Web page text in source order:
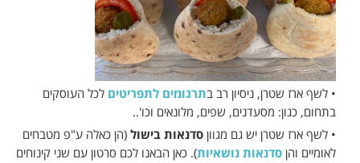
• לשף ארז שטרן, ניסיון רב בתרגומים לתפריטים לכל העוסקים
בתחום, כגון: מסעדנים, שפים, מלונאים וכו'..
• לשף ארז שטרן יש גם מגוון סדנאות בישול (הן כאלה ע"פ מטבחים
לאומיים והן סדנאות נושאיות). כאן הבאנו לכם סרטון עם שני קינוחים